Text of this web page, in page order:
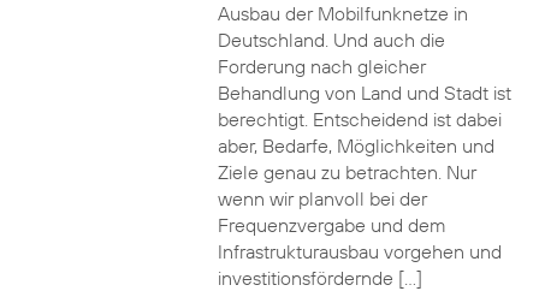
Ausbau der Mobilfunknetze in
Deutschland. Und auch die
Forderung nach gleicher
Behandlung von Land und Stadt ist
berechtigt. Entscheidend ist dabei
aber, Bedarfe, Möglichkeiten und
Ziele genau zu betrachten. Nur
wenn wir planvoll bei der
Frequenzvergabe und dem
Infrastrukturausbau vorgehen und
investitionsfördernde […]